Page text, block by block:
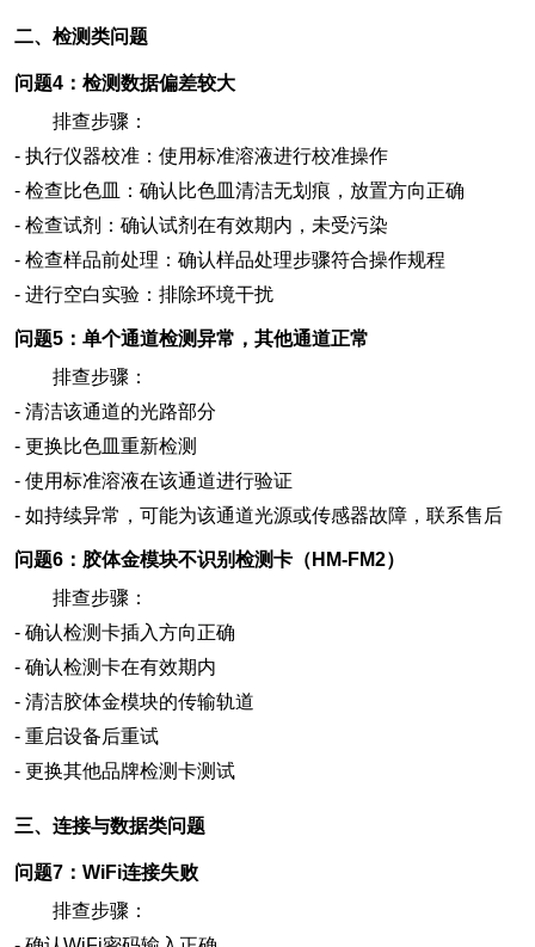
二、检测类问题
问题4：检测数据偏差较大
排查步骤：
- 执行仪器校准：使用标准溶液进行校准操作
- 检查比色皿：确认比色皿清洁无划痕，放置方向正确
- 检查试剂：确认试剂在有效期内，未受污染
- 检查样品前处理：确认样品处理步骤符合操作规程
- 进行空白实验：排除环境干扰
问题5：单个通道检测异常，其他通道正常
排查步骤：
- 清洁该通道的光路部分
- 更换比色皿重新检测
- 使用标准溶液在该通道进行验证
- 如持续异常，可能为该通道光源或传感器故障，联系售后
问题6：胶体金模块不识别检测卡（HM-FM2）
排查步骤：
- 确认检测卡插入方向正确
- 确认检测卡在有效期内
- 清洁胶体金模块的传输轨道
- 重启设备后重试
- 更换其他品牌检测卡测试
三、连接与数据类问题
问题7：WiFi连接失败
排查步骤：